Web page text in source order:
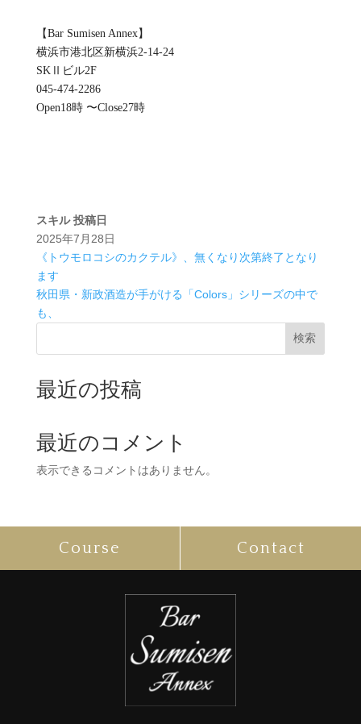
【Bar Sumisen Annex】
横浜市港北区新横浜2-14-24
SKⅡビル2F
045-474-2286
Open18時 〜Close27時
スキル 投稿日
2025年7月28日
《トウモロコシのカクテル》、無くなり次第終了となり
ます
秋田県・新政酒造が手がける「Colors」シリーズの中で
も、
検索
最近の投稿
最近のコメント
表示できるコメントはありません。
Course Contact